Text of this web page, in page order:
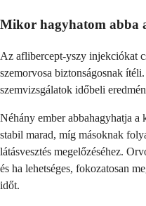
Mikor hagyhatom abba
Az aflibercept-yszy injekciókat
szemorvosa biztonságosnak
szemvizsgálatok időbeli
Néhány ember abbahagyhatja a
stabil marad, míg másoknak
látásvesztés megelőzéséhez.
és ha lehetséges, fokozatosan
időt.